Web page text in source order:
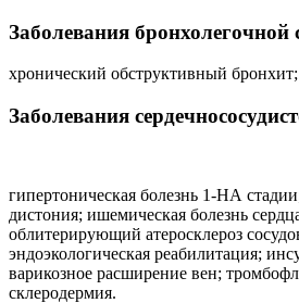
Заболевания бронхолегочной
хронический обструктивный
Заболевания
гипертоническая болезнь 1-НА
дистония; ишемическая болезнь
облитерирующий атеросклероз
эндоэкологическая реабилитация;
варикозное расширение вен;
склеродермия.